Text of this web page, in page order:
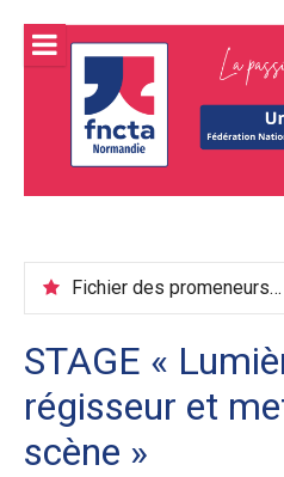
contenu
Fichier des promeneurs juin 2026
STAGE «
régisseur et
scène »